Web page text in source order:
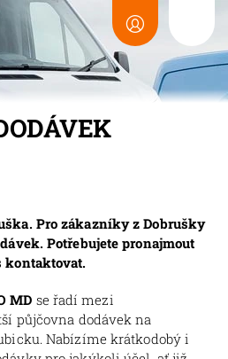
Pro zákazníky z Dobrušky
Potřebujete pronajmout
kontaktovat.
MD se řadí mezi
půjčovna dodávek na
Nabízíme krátkodobý i